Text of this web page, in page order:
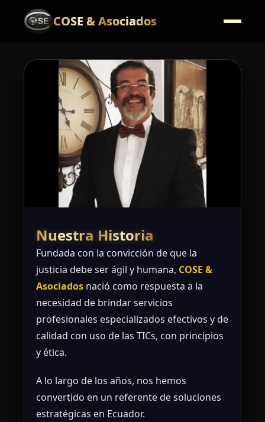
COSE & Asociados
Nuestra Historia
Fundada con la convicción de que la
justicia debe ser ágil y humana, COSE &
Asociados nació como respuesta a la
necesidad de brindar servicios
profesionales especializados efectivos y de
calidad con uso de las TICs, con principios
y ética.
A lo largo de los años, nos hemos
convertido en un referente de soluciones
estratégicas en Ecuador.